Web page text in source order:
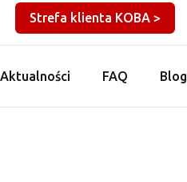
Strefa klienta KOBA >
Aktualności FAQ Blog